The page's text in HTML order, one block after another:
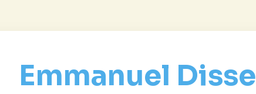
Emmanuel Disse